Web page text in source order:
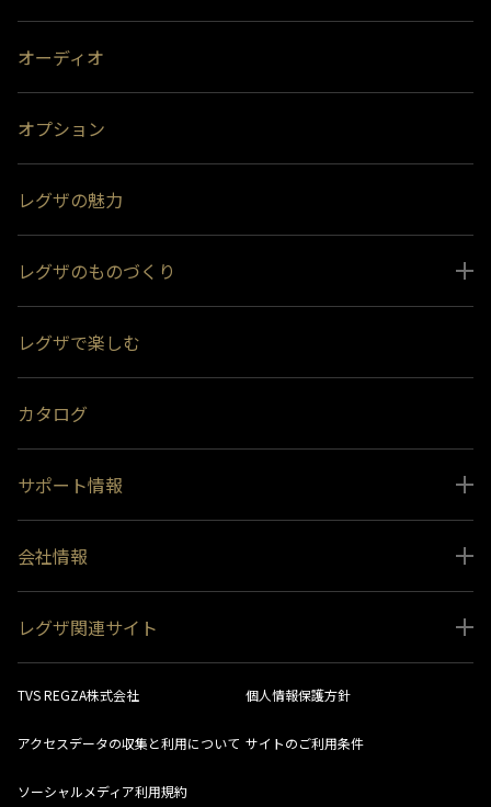
オーディオ
オプション
レグザの魅力
レグザのものづくり
スペシャルコンテンツ
受賞履歴
レグザで楽しむ
カタログ
サポート情報
取扱説明書ダウンロード
インフォメーション 一覧
生産終了商品一覧
ソフトウェアダウンロード情報
レグザリンク総合ナビ
会社情報
ニュース
会社概要
レグザ関連サイト
レグザ オンラインストア
法人向けサイト
視聴分析サービス
TVS REGZA株式会社 個人情報保護方針
アクセスデータの収集と利用について サイトのご利用条件
ソーシャルメディア利用規約